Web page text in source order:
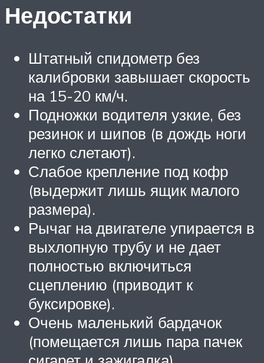
Недостатки
Штатный спидометр без
калибровки завышает скорость
на 15-20 км/ч.
Подножки водителя узкие, без
резинок и шипов (в дождь ноги
легко слетают).
Слабое крепление под кофр
(выдержит лишь ящик малого
размера).
Рычаг на двигателе упирается в
выхлопную трубу и не дает
полностью включиться
сцеплению (приводит к
буксировке).
Очень маленький бардачок
(помещается лишь пара пачек